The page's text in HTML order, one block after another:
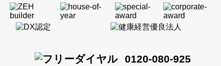
0120-080-925